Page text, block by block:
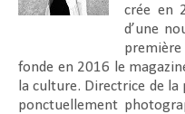
crée en
d’une
fonde en 2016 le
la culture. Directrice de
ponctuellement